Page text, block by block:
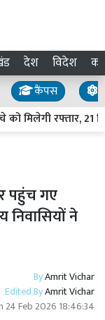
देश विदेश
कैंपस
मिलेगी रफ्तार, 21
पहुंच गए
निवासियों ने
ByAmrit Vichar
Edited ByAmrit Vichar
24 Feb 2026 18:46:34